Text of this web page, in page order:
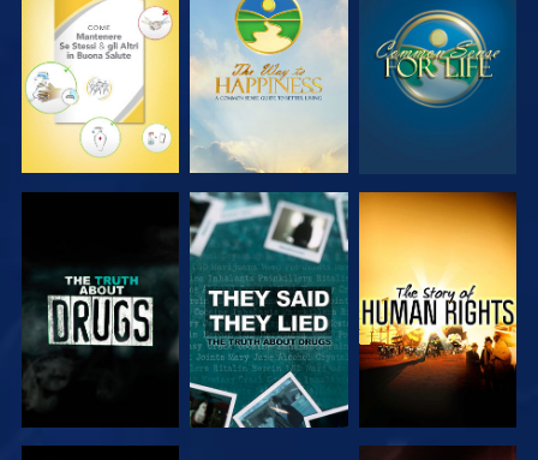
GUARDA GUARDA GUARDA
GUARDA GUARDA